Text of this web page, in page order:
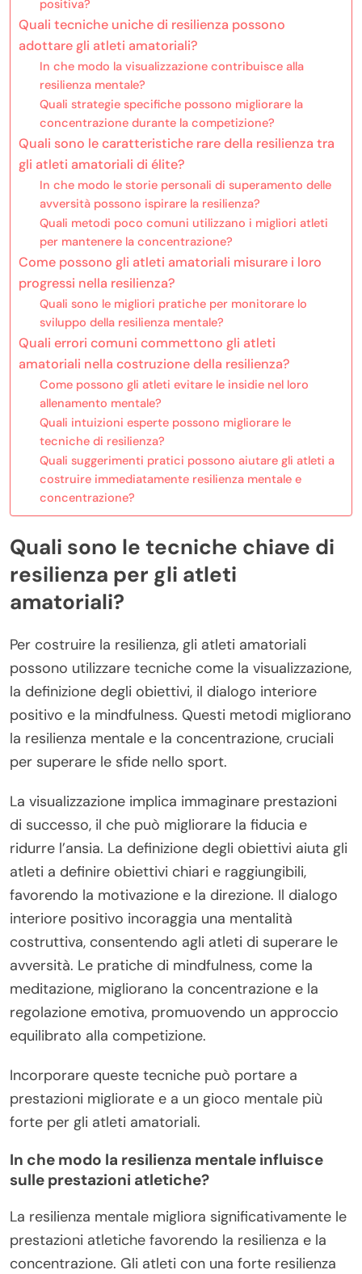
positiva?
Quali tecniche uniche di resilienza possono
adottare gli atleti amatoriali?
In che modo la visualizzazione contribuisce alla
resilienza mentale?
Quali strategie specifiche possono migliorare la
concentrazione durante la competizione?
Quali sono le caratteristiche rare della resilienza tra
gli atleti amatoriali di élite?
In che modo le storie personali di superamento delle
avversità possono ispirare la resilienza?
Quali metodi poco comuni utilizzano i migliori atleti
per mantenere la concentrazione?
Come possono gli atleti amatoriali misurare i loro
progressi nella resilienza?
Quali sono le migliori pratiche per monitorare lo
sviluppo della resilienza mentale?
Quali errori comuni commettono gli atleti
amatoriali nella costruzione della resilienza?
Come possono gli atleti evitare le insidie nel loro
allenamento mentale?
Quali intuizioni esperte possono migliorare le
tecniche di resilienza?
Quali suggerimenti pratici possono aiutare gli atleti a
costruire immediatamente resilienza mentale e
concentrazione?
Quali sono le tecniche chiave di
resilienza per gli atleti
amatoriali?
Per costruire la resilienza, gli atleti amatoriali
possono utilizzare tecniche come la visualizzazione,
la definizione degli obiettivi, il dialogo interiore
positivo e la mindfulness. Questi metodi migliorano
la resilienza mentale e la concentrazione, cruciali
per superare le sfide nello sport.
La visualizzazione implica immaginare prestazioni
di successo, il che può migliorare la fiducia e
ridurre l’ansia. La definizione degli obiettivi aiuta gli
atleti a definire obiettivi chiari e raggiungibili,
favorendo la motivazione e la direzione. Il dialogo
interiore positivo incoraggia una mentalità
costruttiva, consentendo agli atleti di superare le
avversità. Le pratiche di mindfulness, come la
meditazione, migliorano la concentrazione e la
regolazione emotiva, promuovendo un approccio
equilibrato alla competizione.
Incorporare queste tecniche può portare a
prestazioni migliorate e a un gioco mentale più
forte per gli atleti amatoriali.
In che modo la resilienza mentale influisce
sulle prestazioni atletiche?
La resilienza mentale migliora significativamente le
prestazioni atletiche favorendo la resilienza e la
concentrazione. Gli atleti con una forte resilienza